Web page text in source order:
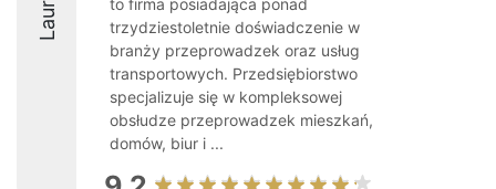
to firma posiadająca ponad
trzydziestoletnie doświadczenie w
branży przeprowadzek oraz usług
transportowych. Przedsiębiorstwo
specjalizuje się w kompleksowej
obsłudze przeprowadzek mieszkań,
domów, biur i ...